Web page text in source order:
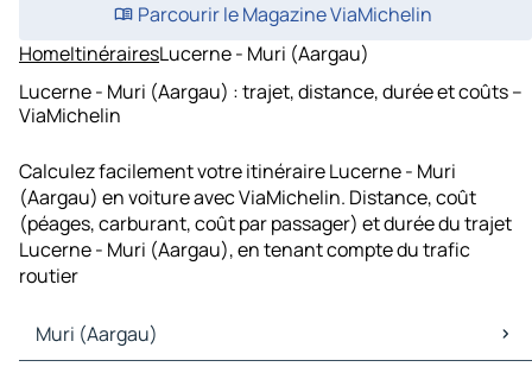
Parcourir le Magazine ViaMichelin
HomeItinérairesLucerne - Muri (Aargau)
Lucerne - Muri (Aargau) : trajet, distance, durée et coûts –
ViaMichelin
Calculez facilement votre itinéraire Lucerne - Muri
(Aargau) en voiture avec ViaMichelin. Distance, coût
(péages, carburant, coût par passager) et durée du trajet
Lucerne - Muri (Aargau), en tenant compte du trafic
routier
Muri (Aargau)